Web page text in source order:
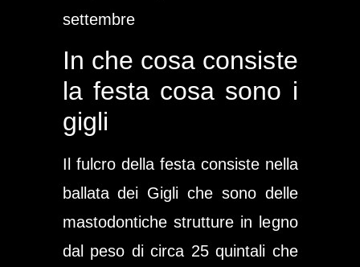
settembre
In che cosa consiste
la festa cosa sono i
gigli
Il fulcro della festa consiste nella
ballata dei Gigli che sono delle
mastodontiche strutture in legno
dal peso di circa 25 quintali che